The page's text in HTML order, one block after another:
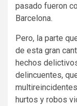
pasado fueron
Barcelona.
Pero, la parte
de esta gran
hechos
delincuentes,
hurtos y robos